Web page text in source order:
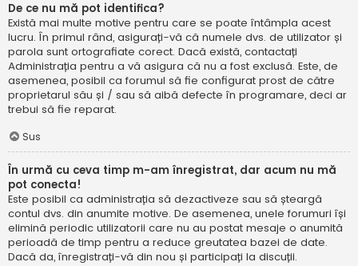
De ce nu mă pot identifica?
Există mai multe motive pentru care se poate întâmpla acest
lucru. În primul rând, asigurați-vă că numele dvs. de utilizator și
parola sunt ortografiate corect. Dacă există, contactați
Administrația pentru a vă asigura că nu a fost exclusă. Este, de
asemenea, posibil ca forumul să fie configurat prost de către
proprietarul său și / sau să aibă defecte în programare, deci ar
trebui să fie reparat.
Sus
În urmă cu ceva timp m-am înregistrat, dar acum nu mă
pot conecta!
Este posibil ca administrația să dezactiveze sau să șteargă
contul dvs. din anumite motive. De asemenea, unele forumuri își
elimină periodic utilizatorii care nu au postat mesaje o anumită
perioadă de timp pentru a reduce greutatea bazei de date.
Dacă da, înregistrați-vă din nou și participați la discuții.